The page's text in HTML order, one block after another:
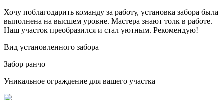
Хочу поблагодарить команду за работу, установка забора была
выполнена на высшем уровне. Мастера знают толк в работе.
Наш участок преобразился и стал уютным. Рекомендую!
Вид установленного забора
Забор ранчо
Уникальное ограждение для вашего участка